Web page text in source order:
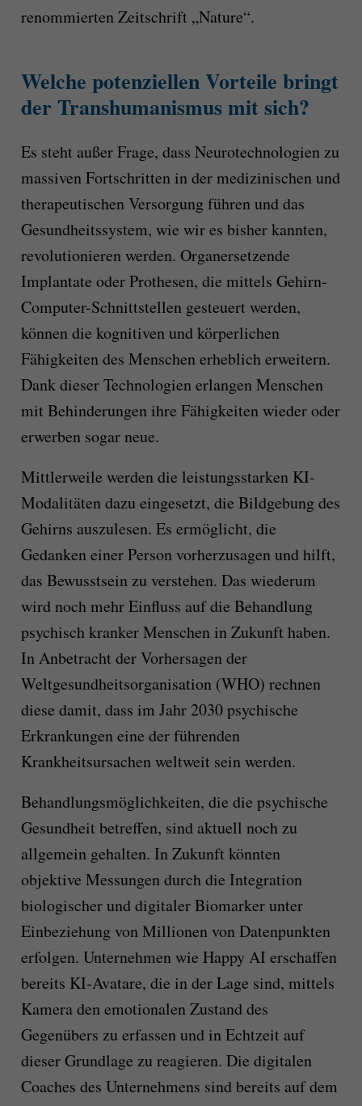
renommierten Zeitschrift „Nature“.
Welche potenziellen Vorteile bringt
der Transhumanismus mit sich?
Es steht außer Frage, dass Neurotechnologien zu
massiven Fortschritten in der medizinischen und
therapeutischen Versorgung führen und das
Gesundheitssystem, wie wir es bisher kannten,
revolutionieren werden. Organersetzende
Implantate oder Prothesen, die mittels Gehirn-
Computer-Schnittstellen gesteuert werden,
können die kognitiven und körperlichen
Fähigkeiten des Menschen erheblich erweitern.
Dank dieser Technologien erlangen Menschen
mit Behinderungen ihre Fähigkeiten wieder oder
erwerben sogar neue.
Mittlerweile werden die leistungsstarken KI-
Modalitäten dazu eingesetzt, die Bildgebung des
Gehirns auszulesen. Es ermöglicht, die
Gedanken einer Person vorherzusagen und hilft,
das Bewusstsein zu verstehen. Das wiederum
wird noch mehr Einfluss auf die Behandlung
psychisch kranker Menschen in Zukunft haben.
In Anbetracht der Vorhersagen der
Weltgesundheitsorganisation (WHO) rechnen
diese damit, dass im Jahr 2030 psychische
Erkrankungen eine der führenden
Krankheitsursachen weltweit sein werden.
Behandlungsmöglichkeiten, die die psychische
Gesundheit betreffen, sind aktuell noch zu
allgemein gehalten. In Zukunft könnten
objektive Messungen durch die Integration
biologischer und digitaler Biomarker unter
Einbeziehung von Millionen von Datenpunkten
erfolgen. Unternehmen wie Happy AI erschaffen
bereits KI-Avatare, die in der Lage sind, mittels
Kamera den emotionalen Zustand des
Gegenübers zu erfassen und in Echtzeit auf
dieser Grundlage zu reagieren. Die digitalen
Coaches des Unternehmens sind bereits auf dem